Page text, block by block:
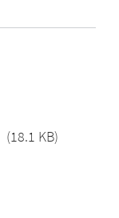
(18.1 KB)